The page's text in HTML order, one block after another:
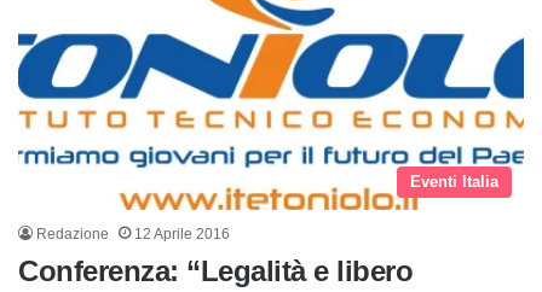
Eventi Italia
Redazione 12 Aprile 2016
Conferenza: “Legalità e libero